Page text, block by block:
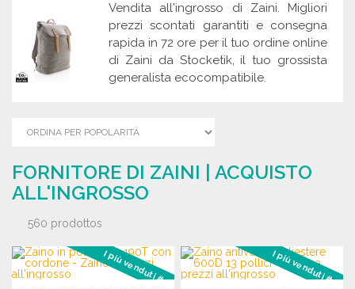
Vendita all'ingrosso di Zaini. Migliori
prezzi scontati garantiti e consegna
rapida in 72 ore per il tuo ordine online
di Zaini da Stocketik, il tuo grossista
generalista ecocompatibile.
FORNITORE DI ZAINI | ACQUISTO
ALL'INGROSSO
560 prodottos
I più venduti #1 I più venduti #2